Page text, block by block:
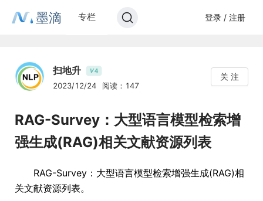
墨滴 专栏 登录 / 注册
扫地升 V4
2023/12/24 阅读：147
关 注
RAG-Survey：大型语言模型检索增
强生成(RAG)相关文献资源列表
RAG-Survey：大型语言模型检索增强生成(RAG)相
关文献资源列表。